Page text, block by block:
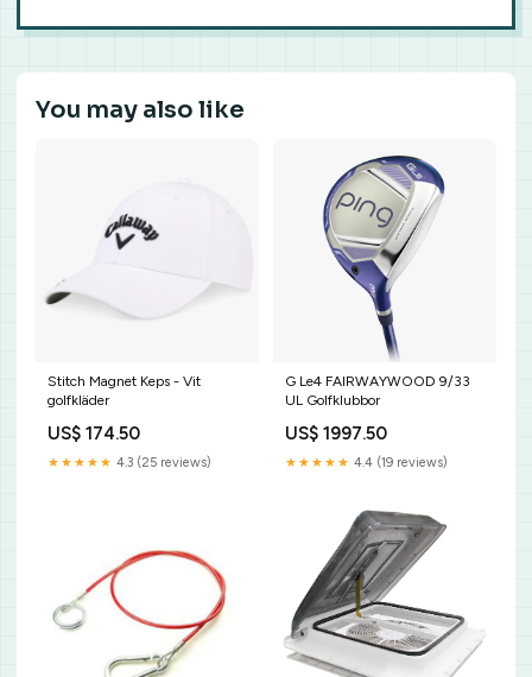
You may also like
Stitch Magnet Keps - Vit
golfkläder
US$ 174.50
★★★★★ 4.3 (25 reviews)
G Le4 FAIRWAYWOOD 9/33
UL Golfklubbor
US$ 1997.50
★★★★★ 4.4 (19 reviews)